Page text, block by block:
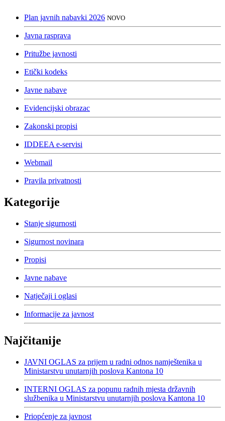
Plan javnih nabavki 2026 NOVO
Javna rasprava
Pritužbe javnosti
Etički kodeks
Javne nabave
Evidencijski obrazac
Zakonski propisi
IDDEEA e-servisi
Webmail
Pravila privatnosti
Kategorije
Stanje sigurnosti
Sigurnost novinara
Propisi
Javne nabave
Natječaji i oglasi
Informacije za javnost
Najčitanije
JAVNI OGLAS za prijem u radni odnos namještenika u
Ministarstvu unutarnjih poslova Kantona 10
INTERNI OGLAS za popunu radnih mjesta državnih
službenika u Ministarstvu unutarnjih poslova Kantona 10
Priopćenje za javnost